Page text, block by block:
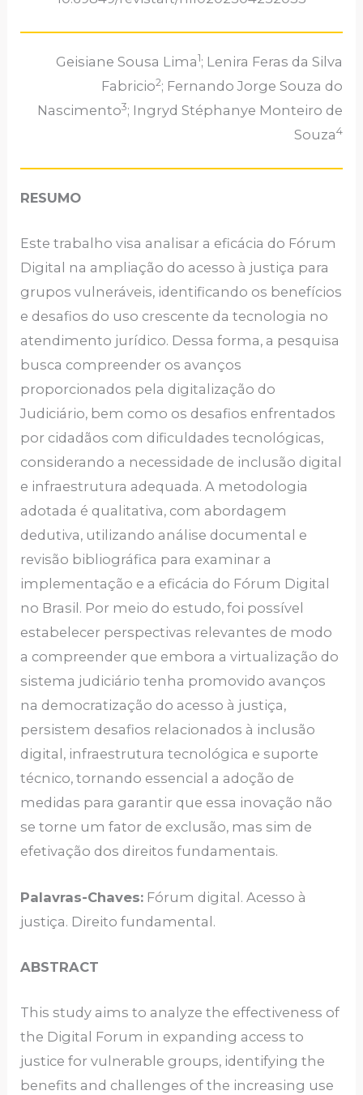
Geisiane Sousa Lima1; Lenira Feras da Silva
Fabricio2; Fernando Jorge Souza do
Nascimento3; Ingryd Stéphanye Monteiro de
Souza4
RESUMO
Este trabalho visa analisar a eficácia do Fórum
Digital na ampliação do acesso à justiça para
grupos vulneráveis, identificando os benefícios
e desafios do uso crescente da tecnologia no
atendimento jurídico. Dessa forma, a pesquisa
busca compreender os avanços
proporcionados pela digitalização do
Judiciário, bem como os desafios enfrentados
por cidadãos com dificuldades tecnológicas,
considerando a necessidade de inclusão digital
e infraestrutura adequada. A metodologia
adotada é qualitativa, com abordagem
dedutiva, utilizando análise documental e
revisão bibliográfica para examinar a
implementação e a eficácia do Fórum Digital
no Brasil. Por meio do estudo, foi possível
estabelecer perspectivas relevantes de modo
a compreender que embora a virtualização do
sistema judiciário tenha promovido avanços
na democratização do acesso à justiça,
persistem desafios relacionados à inclusão
digital, infraestrutura tecnológica e suporte
técnico, tornando essencial a adoção de
medidas para garantir que essa inovação não
se torne um fator de exclusão, mas sim de
efetivação dos direitos fundamentais.
Palavras-Chaves: Fórum digital. Acesso à
justiça. Direito fundamental.
ABSTRACT
This study aims to analyze the effectiveness of
the Digital Forum in expanding access to
justice for vulnerable groups, identifying the
benefits and challenges of the increasing use